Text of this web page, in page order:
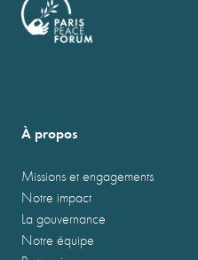
À propos
Missions et engagements
Notre impact
La gouvernance
Notre équipe